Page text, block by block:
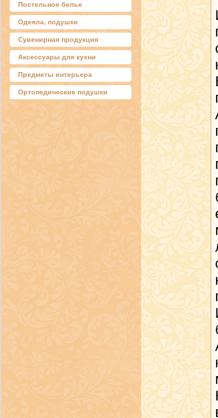
Постельное белье
Одеяла, подушки
Сувенирная продукция
Аксессуары для кухни
Предметы интерьера
Ортопедические подушки